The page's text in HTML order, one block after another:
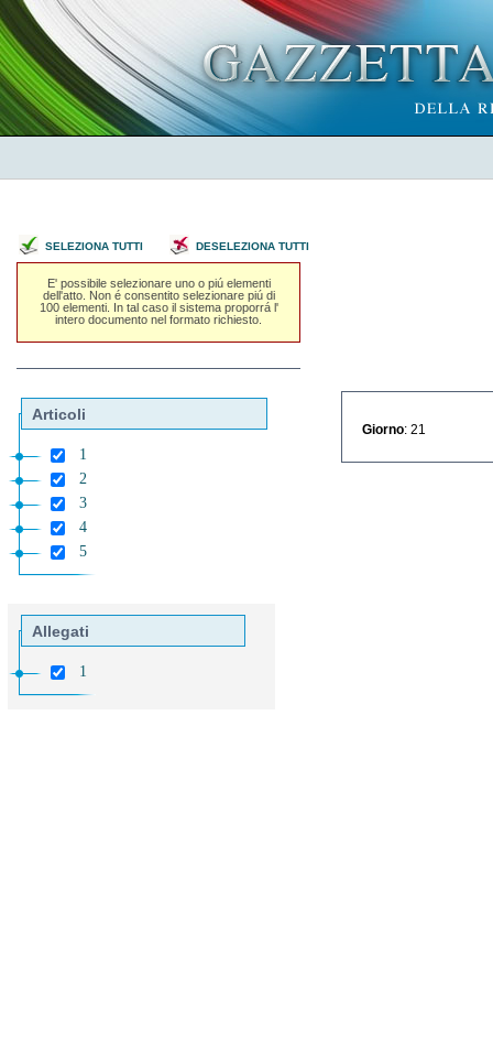
SELEZIONA TUTTI DESELEZIONA TUTTI
E' possibile selezionare uno o piú elementi
dell'atto. Non é consentito selezionare piú di
100 elementi. In tal caso il sistema proporrá l'
intero documento nel formato richiesto.
Articoli
1
2
3
4
5
Allegati
1
Giorno : 21